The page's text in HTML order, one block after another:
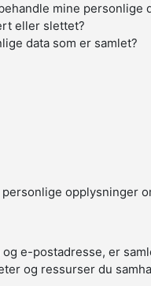
mine personlige
eller slettet?
data som er samlet?
opplysninger
e-postadresse, er
og ressurser du